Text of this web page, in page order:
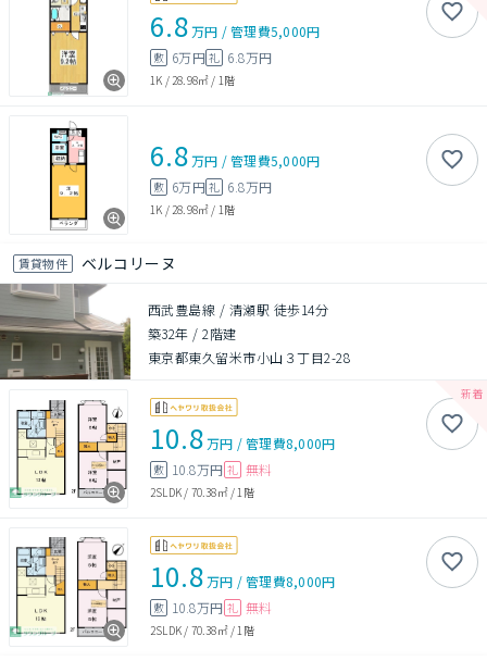
6.8万円 /管理費5,000円
敷 6万円礼 6.8万円
1K /28.98㎡ / 1階
6.8万円 /管理費5,000円
敷 6万円礼 6.8万円
1K / 28.98㎡ / 1階
賃貸物件 ベルコリーヌ
西武豊島線 / 清瀬駅 徒歩14分
築32年 /2階建
東京都東久留米市小山３丁目2-28
10.8万円 /管理費8,000円
敷 10.8万円 礼 無料
2SLDK / 70.38㎡/1階
10.8万円 /管理費8,000円
敷 10.8万円 礼 無料
2SLDK / 70.38㎡/1階